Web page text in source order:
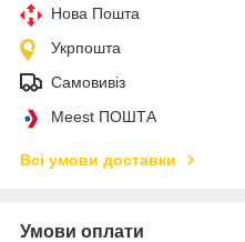
Нова Пошта
Укрпошта
Самовивіз
Meest ПОШТА
Всі умови доставки
Умови оплати